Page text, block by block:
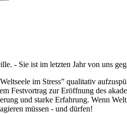
- Sie ist im letzten Jahr von uns
im Stress” qualitativ
Festvortrag zur Eröffnung des
und starke Erfahrung. Wenn
müssen - und dürfen!